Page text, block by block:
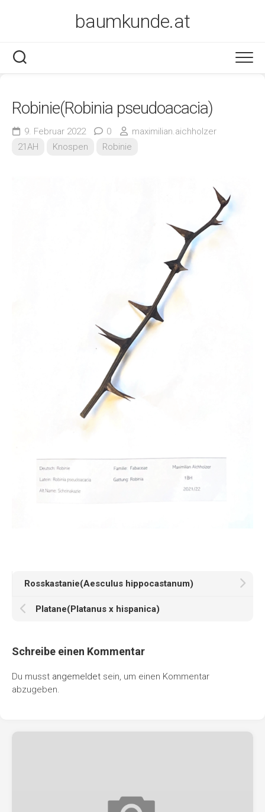
baumkunde.at
Robinie(Robinia pseudoacacia)
9. Februar 2022 0
maximilian.aichholzer
21AH
Knospen Robinie
Rosskastanie(Aesculus hippocastanum)
Platane(Platanus x hispanica)
Schreibe einen Kommentar
Du musst angemeldet sein, um einen Kommentar
abzugeben.